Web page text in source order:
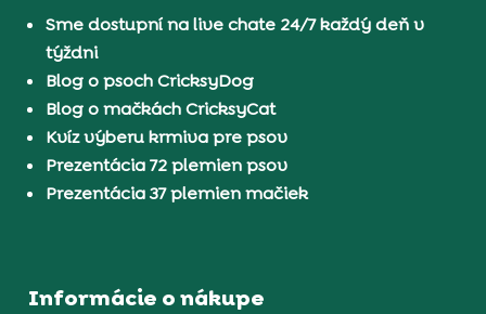
Sme dostupní na live chate 24/7 každý deň v
týždni
Blog o psoch CricksyDog
Blog o mačkách CricksyCat
Kvíz výberu krmiva pre psov
Prezentácia 72 plemien psov
Prezentácia 37 plemien mačiek
Informácie o nákupe